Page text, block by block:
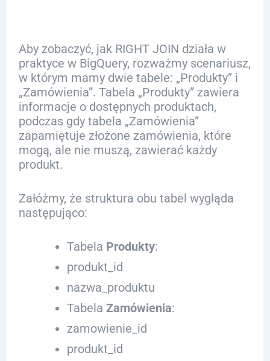
Aby zobaczyć, jak RIGHT JOIN działa w
praktyce w BigQuery, rozważmy scenariusz,
w którym mamy dwie tabele: „Produkty” i
„Zamówienia”. Tabela „Produkty” zawiera
informacje o dostępnych produktach,
podczas gdy tabela „Zamówienia”
zapamiętuje złożone zamówienia, które
mogą, ale nie muszą, zawierać każdy
produkt.
Załóżmy, że struktura obu tabel wygląda
następująco:
Tabela Produkty:
produkt_id
nazwa_produktu
Tabela Zamówienia:
zamowienie_id
produkt_id